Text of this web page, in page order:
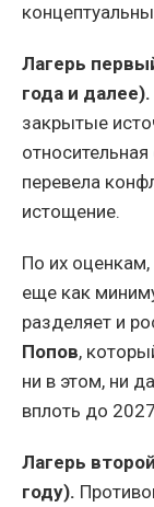
Лагерь
года и далее).
закрытые
перевела
истощение.
По их
еще как
разделяет и
Попов,
ни в этом, ни
вплоть до
Лагерь
году).